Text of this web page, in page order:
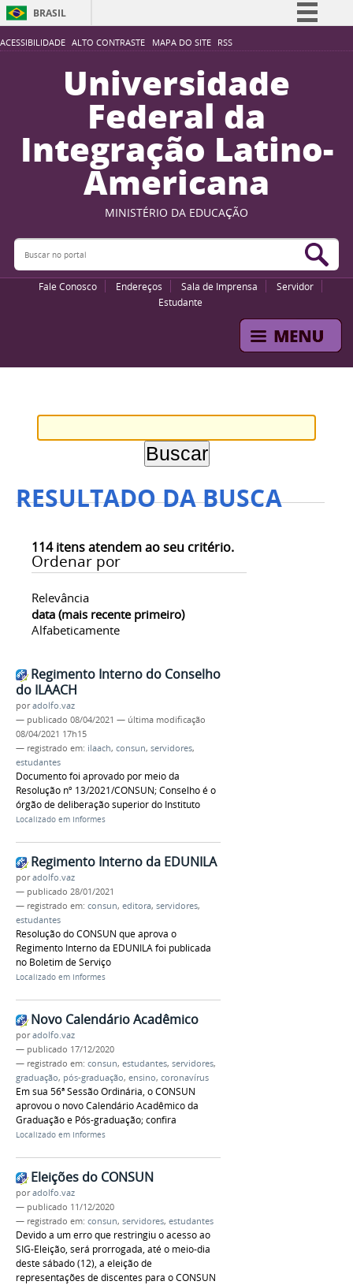
ACESSIBILIDADE ALTO CONTRASTE MAPA DO SITE RSS
BRASIL
Simplifique!
Participe
Acesso à informação
Legislação
Canais
Universidade
Federal da
Integração Latino-
Americana
MINISTÉRIO DA EDUCAÇÃO
Buscar no portal
Fale Conosco Endereços Sala de Imprensa
Servidor
Estudante
RESULTADO DA BUSCA
114itens atendem ao seu critério.
Ordenar por
Relevância
data (mais recente primeiro)
Alfabeticamente
Regimento Interno do Conselho
do ILAACH
poradolfo.vaz
— publicado 08/04/2021 — última modificação
08/04/2021 17h15
— registrado em: ilaach, consun, servidores,
estudantes
Documento foi aprovado por meio da
Resolução nº 13/2021/CONSUN; Conselho é o
órgão de deliberação superior do Instituto
Localizado em Informes
Regimento Interno da EDUNILA
poradolfo.vaz
— publicado 28/01/2021
— registrado em: consun, editora, servidores,
estudantes
Resolução do CONSUN que aprova o
Regimento Interno da EDUNILA foi publicada
no Boletim de Serviço
Localizado em Informes
Novo Calendário Acadêmico
poradolfo.vaz
— publicado 17/12/2020
— registrado em: consun, estudantes, servidores,
graduação, pós-graduação, ensino, coronavírus
Em sua 56ª Sessão Ordinária, o CONSUN
aprovou o novo Calendário Acadêmico da
Graduação e Pós-graduação; confira
Localizado em Informes
Eleições do CONSUN
poradolfo.vaz
— publicado 11/12/2020
— registrado em: consun, servidores, estudantes
Devido a um erro que restringiu o acesso ao
SIG-Eleição, será prorrogada, até o meio-dia
deste sábado (12), a eleição de
representações de discentes para o CONSUN